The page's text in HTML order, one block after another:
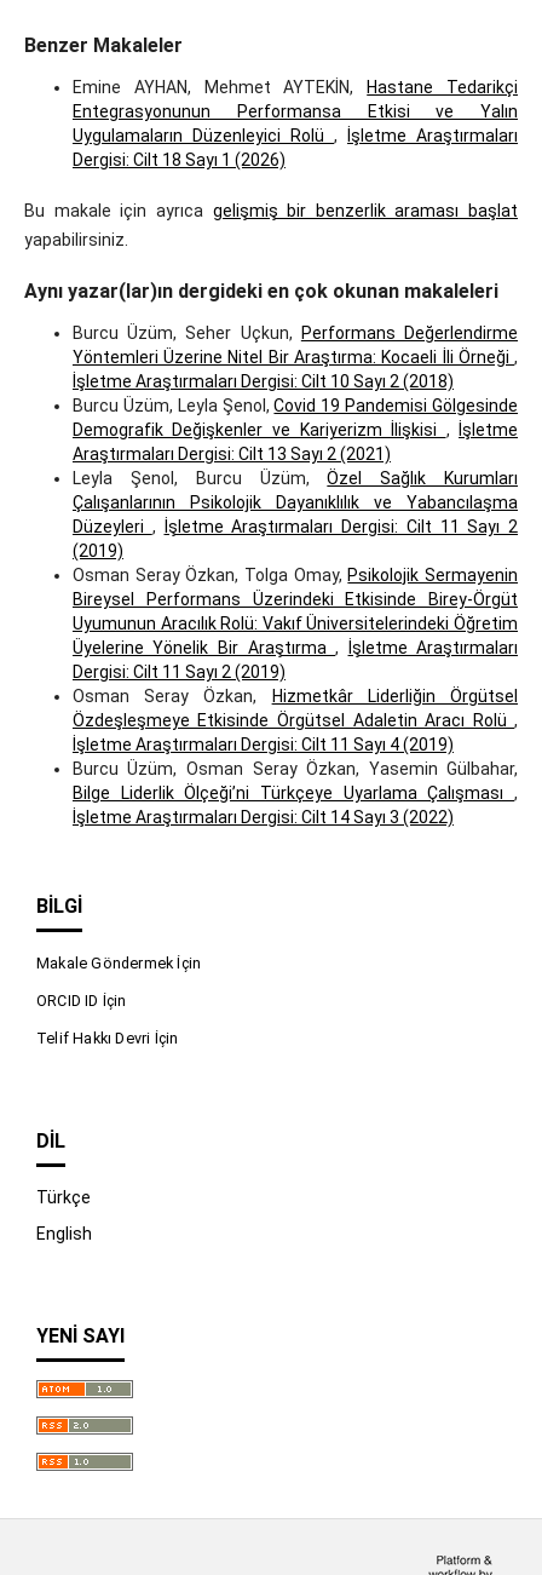
İndir
Benzer Makaleler
Emine AYHAN, Mehmet AYTEKİN,
Hastane Tedarikçi
Entegrasyonunun Performansa Etkisi ve Yalın
Uygulamaların Düzenleyici Rolü,
İşletme Araştırmaları
Dergisi: Cilt 18 Sayı 1 (2026)
Bu makale için ayrıca gelişmiş bir benzerlik araması başlat
yapabilirsiniz.
Aynı yazar(lar)ın dergideki en çok okunan makaleleri
Burcu Üzüm, Seher Uçkun,
Performans Değerlendirme
Yöntemleri Üzerine Nitel Bir Araştırma: Kocaeli İli Örneği,
İşletme Araştırmaları Dergisi: Cilt 10 Sayı 2 (2018)
Burcu Üzüm, Leyla Şenol,Covid 19 Pandemisi Gölgesinde
Demografik Değişkenler ve Kariyerizm İlişkisi ,
İşletme
Araştırmaları Dergisi: Cilt 13 Sayı 2 (2021)
Leyla Şenol, Burcu Üzüm,Özel Sağlık Kurumları
Çalışanlarının Psikolojik Dayanıklılık ve Yabancılaşma
Düzeyleri ,
İşletme Araştırmaları Dergisi: Cilt 11 Sayı 2
(2019)
Osman Seray Özkan, Tolga Omay, Psikolojik Sermayenin
Bireysel Performans Üzerindeki Etkisinde Birey-Örgüt
Uyumunun Aracılık Rolü: Vakıf Üniversitelerindeki Öğretim
Üyelerine Yönelik Bir Araştırma,
İşletme Araştırmaları
Dergisi: Cilt 11 Sayı 2 (2019)
Osman Seray Özkan,
Hizmetkâr Liderliğin Örgütsel
Özdeşleşmeye Etkisinde Örgütsel Adaletin Aracı Rolü,
İşletme Araştırmaları Dergisi: Cilt 11 Sayı 4 (2019)
Burcu Üzüm, Osman Seray Özkan, Yasemin Gülbahar,
Bilge Liderlik Ölçeği’ni Türkçeye Uyarlama Çalışması,
İşletme Araştırmaları Dergisi: Cilt 14 Sayı 3 (2022)
BILGI
Makale Göndermek İçin
ORCID ID İçin
Telif Hakkı Devri İçin
DIL
Türkçe
English
YENI SAYI